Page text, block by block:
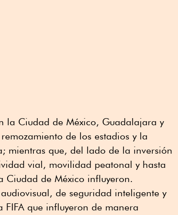
la Ciudad de México, Guadalajara y
de los estadios y la
mientras que, del lado de la inversión
vial, movilidad peatonal y hasta
Ciudad de México influyeron.
de seguridad inteligente y
que influyeron de manera